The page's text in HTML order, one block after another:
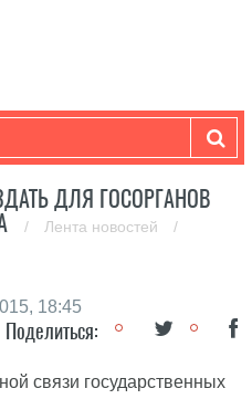
ДЛЯ ГОСОРГАНОВ
/ Лента новостей
/
18:45
Поделиться:
связи государственных